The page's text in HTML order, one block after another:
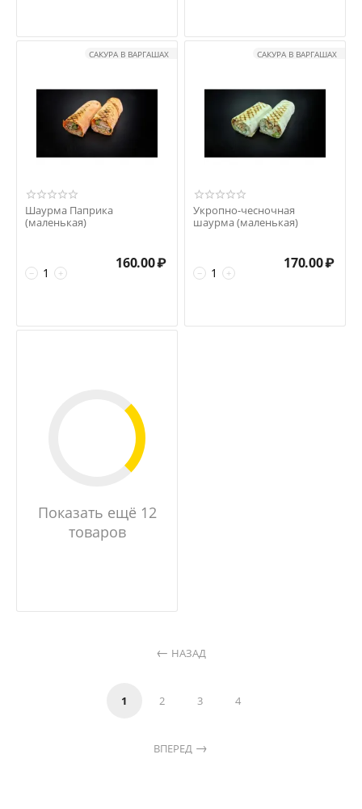
САКУРА В ВАРГАШАХ
Шаурма Паприка
(маленькая)
+
−
160.00₽
САКУРА В ВАРГАШАХ
Укропно-чесночная
шаурма (маленькая)
+
−
170.00₽
Показать ещё 12
товаров
НАЗАД
1 2 3 4
ВПЕРЕД